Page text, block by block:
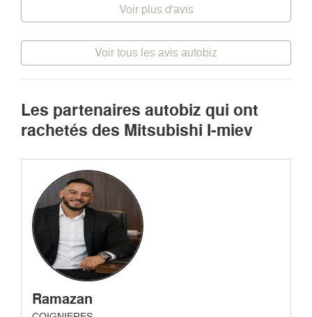
Voir plus d'avis
Voir tous les avis autobiz
Les partenaires autobiz qui ont
rachetés des Mitsubishi I-miev
Ramazan